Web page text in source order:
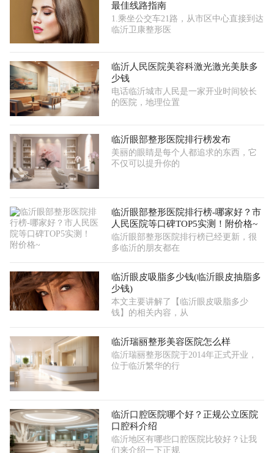
最佳线路指南
1.乘坐公交车21路，从市区中心直接到达
临沂卫康整形医
临沂人民医院美容科激光激光美肤多
少钱
电话临沂城市人民是一家开业时间较长
的医院，地理位置
临沂眼部整形医院排行榜发布
美丽的眼睛是每个人都追求的东西，它
不仅可以提升你的
临沂眼部整形医院排行榜-哪家好？市
人民医院等口碑TOP5实测！附价格~
临沂眼部整形医院排行榜已经更新，很
多临沂的朋友都在
临沂眼皮吸脂多少钱(临沂眼皮抽脂多
少钱)
本文主要讲解了【临沂眼皮吸脂多少
钱】的相关内容，从
临沂瑞丽整形美容医院怎么样
临沂瑞丽整形医院于2014年正式开业，
位于临沂繁华的行
临沂口腔医院哪个好？正规公立医院
口腔科介绍
临沂地区有哪些口腔医院比较好？让我
们来介绍一下正规